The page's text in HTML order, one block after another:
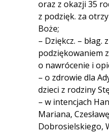
oraz z okazji 35
z podzięk. za
Boże;
– Dziękcz. – błag.
podziękowaniem
o nawrócenie i
– o zdrowie dla
dzieci z rodziny
– w intencjach
Mariana,
Dobrosielskiego,